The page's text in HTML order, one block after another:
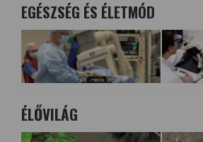
EGÉSZSÉG ÉS ÉLETMÓD
ÉLŐVILÁG